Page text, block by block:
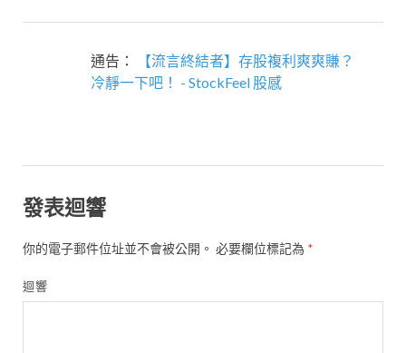
通告：
【流言終結者】存股複利爽爽賺？
冷靜一下吧！ - StockFeel 股感
發表迴響
你的電子郵件位址並不會被公開。 必要欄位標記為 *
迴響